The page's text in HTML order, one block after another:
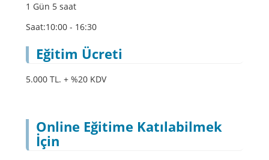
1 Gün 5 saat
Saat:10:00 - 16:30
Eğitim Ücreti
5.000 TL. + %20 KDV
Online Eğitime Katılabilmek
İçin